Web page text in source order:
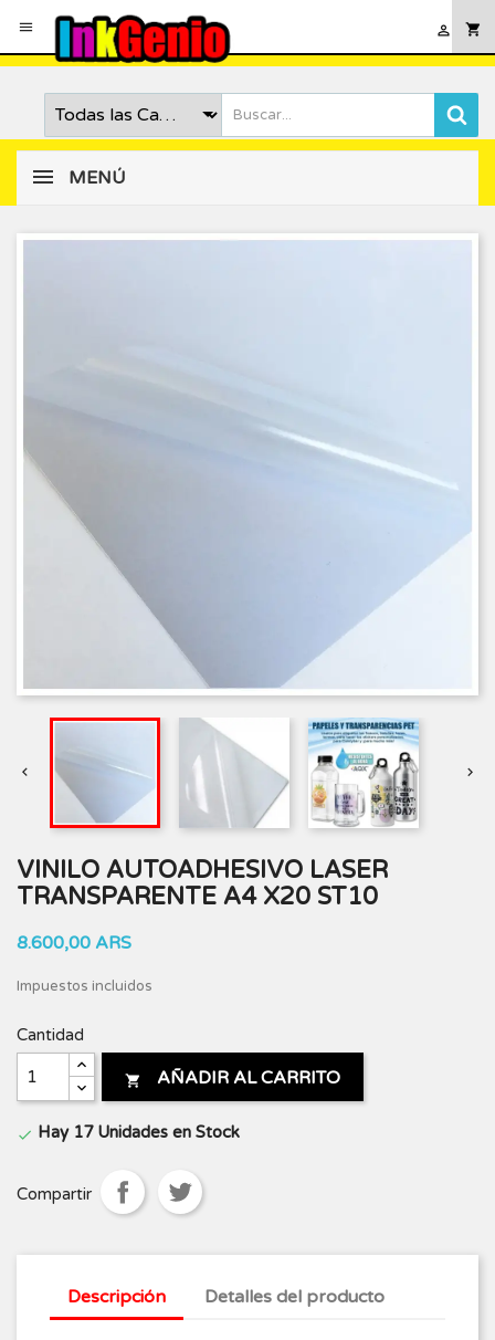
 shopping_cart

MENÚ
 
VINILO AUTOADHESIVO LASER
TRANSPARENTE A4 X20 ST10
8.600,00 ARS
Impuestos incluidos
Cantidad
 AÑADIR AL CARRITO
 Hay 17 Unidades en Stock
Compartir
Descripción Detalles del producto